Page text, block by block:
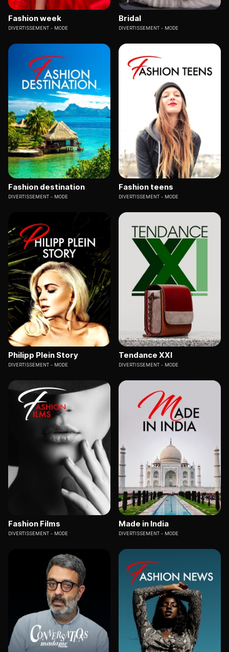
Fashion week
DIVERTISSEMENT MODE
Bridal
DIVERTISSEMENT MODE
Fashion destination
DIVERTISSEMENT MODE
Fashion teens
DIVERTISSEMENT MODE
Philipp Plein Story
DIVERTISSEMENT MODE
Tendance XXI
DIVERTISSEMENT MODE
Fashion Films
DIVERTISSEMENT MODE
Made in India
DIVERTISSEMENT MODE